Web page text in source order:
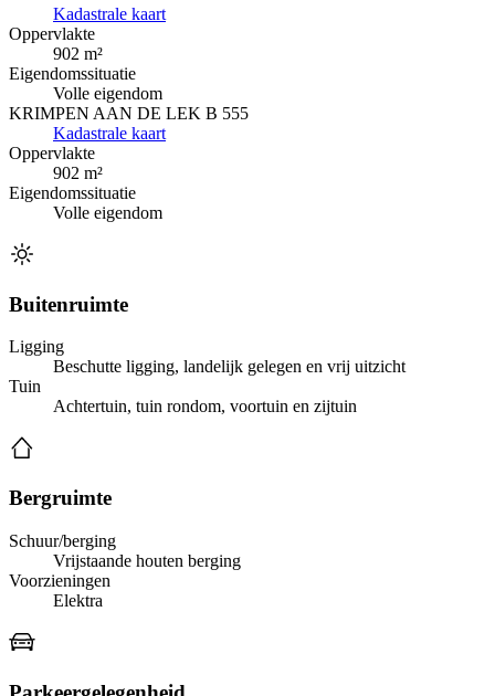
Kadastrale kaart
Oppervlakte
902 m²
Eigendomssituatie
Volle eigendom
KRIMPEN AAN DE LEK B 555
Kadastrale kaart
Oppervlakte
902 m²
Eigendomssituatie
Volle eigendom
Buitenruimte
Ligging
Beschutte ligging, landelijk gelegen en vrij uitzicht
Tuin
Achtertuin, tuin rondom, voortuin en zijtuin
Bergruimte
Schuur/berging
Vrijstaande houten berging
Voorzieningen
Elektra